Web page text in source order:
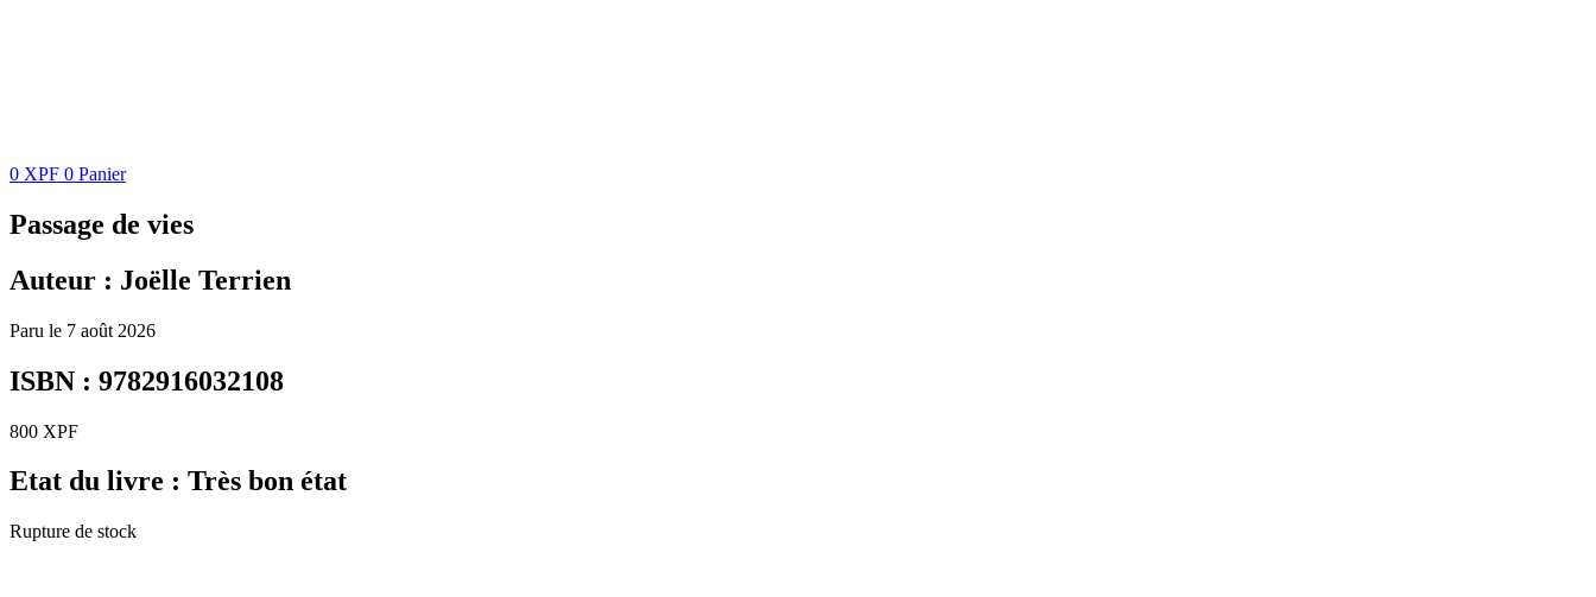
0 XPF 0 Panier
Passage de vies
Auteur : Joëlle Terrien
Paru le 7 août 2026
ISBN : 9782916032108
800 XPF
Etat du livre : Très bon état
Rupture de stock